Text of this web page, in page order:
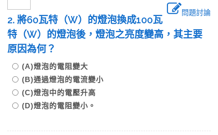
問題討論
2. 將60瓦特（W）的燈泡換成100瓦
特（W）的燈泡後，燈泡之亮度變高，其主要
原因為何？
(A)燈泡的電阻變大
(B)通過燈泡的電流變小
(C)燈泡中的電壓升高
(D)燈泡的電阻變小。